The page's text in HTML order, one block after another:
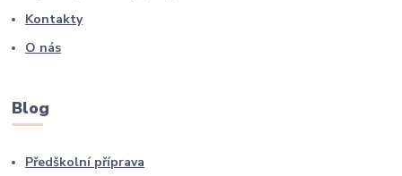
Kontakty
O nás
Blog
Předškolní příprava